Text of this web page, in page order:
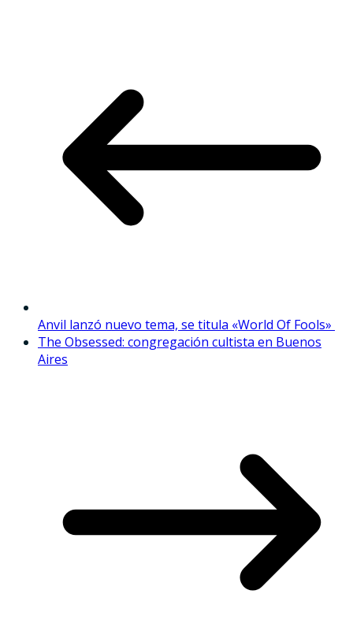
Anvil lanzó nuevo tema, se titula «World Of Fools»
The Obsessed: congregación cultista en Buenos
Aires